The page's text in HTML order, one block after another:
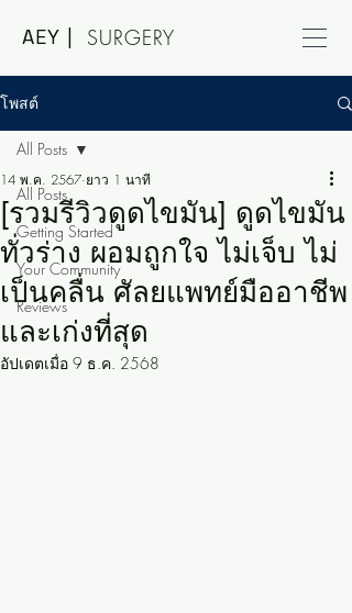
SURGERY
AEY |
โพสต์
All Posts
Getting Started
Your Community
Reviews
All Posts
[รวมรีวิวดูดไขมัน] ดูดไขมัน
ทั่วร่าง ผอมถูกใจ ไม่เจ็บ ไม่
เป็นคลื่น ศัลยแพทย์มืออาชีพ
และเก่งที่สุด
14 พ.ค. 2567 ยาว 1 นาที
อัปเดตเมื่อ 9 ธ.ค. 2568